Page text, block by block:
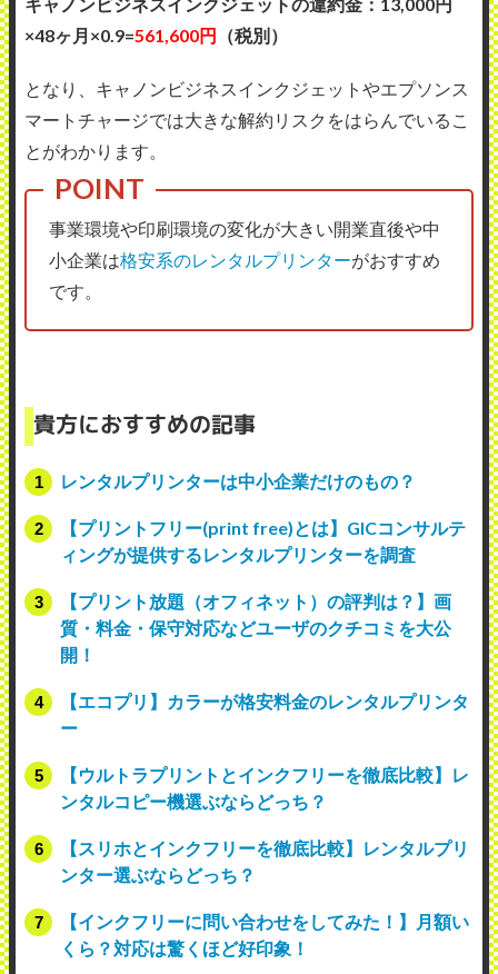
×48ヶ月×0.9=561,600円 （税別）
となり、キャノンビジネスインクジェットやエプソンス
マートチャージでは大きな解約リスクをはらんでいるこ
とがわかります。
事業環境や印刷環境の変化が大きい開業直後や中
小企業は格安系のレンタルプリンターがおすすめ
です。
貴方におすすめの記事
レンタルプリンターは中小企業だけのもの？
【プリントフリー(print free)とは】GICコンサルテ
ィングが提供するレンタルプリンターを調査
【プリント放題（オフィネット）の評判は？】画
質・料金・保守対応などユーザのクチコミを大公
開！
【エコプリ】カラーが格安料金のレンタルプリンタ
ー
【ウルトラプリントとインクフリーを徹底比較】レ
ンタルコピー機選ぶならどっち？
【スリホとインクフリーを徹底比較】レンタルプリ
ンター選ぶならどっち？
【インクフリーに問い合わせをしてみた！】月額い
くら？対応は驚くほど好印象！